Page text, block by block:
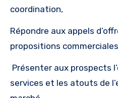
coordination,
Répondre aux appels
propositions commerciales
Présenter aux prospects
services et les atouts de